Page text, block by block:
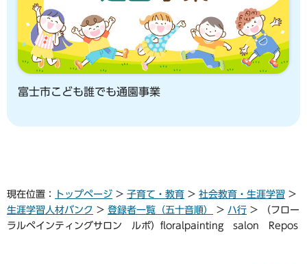
富士市こども誰でも通園事業
現在位置： トップページ > 子育て・教育 > 社会教育・生涯学習 >
生涯学習人材バンク > 登録者一覧（五十音順） > ハ行 > （フロー
ラルペインティングサロン ルポ）floralpainting salon Repos